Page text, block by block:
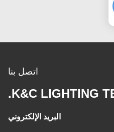
اتصل بنا
K&C LIGHTING
البريد الإلكتروني